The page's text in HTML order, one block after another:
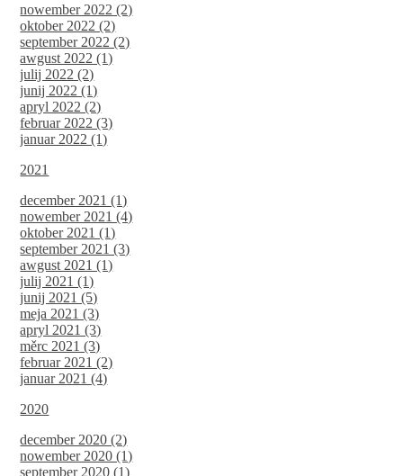
nowember 2022 (2)
oktober 2022 (2)
september 2022 (2)
awgust 2022 (1)
julij 2022 (2)
junij 2022 (1)
apryl 2022 (2)
februar 2022 (3)
januar 2022 (1)
2021
december 2021 (1)
nowember 2021 (4)
oktober 2021 (1)
september 2021 (3)
awgust 2021 (1)
julij 2021 (1)
junij 2021 (5)
meja 2021 (3)
apryl 2021 (3)
měrc 2021 (3)
februar 2021 (2)
januar 2021 (4)
2020
december 2020 (2)
nowember 2020 (1)
september 2020 (1)